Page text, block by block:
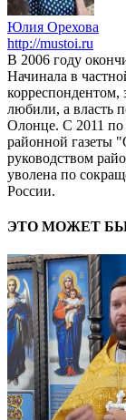
Юлия Орехова
http://mustoi.ru
В 2006 году
Начинала в
корреспондентом,
любили, а власть
Олонце. С 2011 по
районной газеты
руководством
уволена по
России.
ЭТО МОЖЕТ